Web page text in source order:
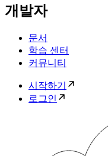
개발자
문서
학습 센터
커뮤니티
시작하기
로그인